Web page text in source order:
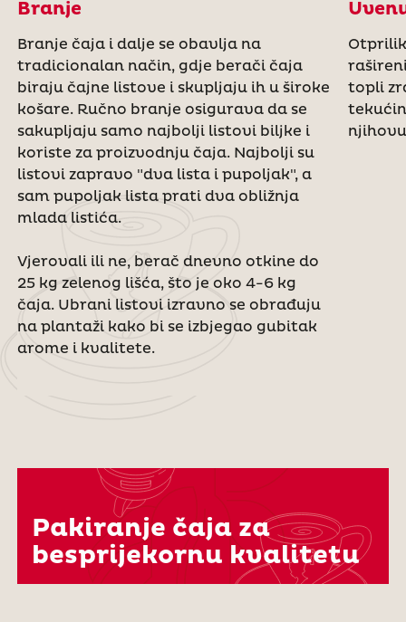
Branje
Branje čaja i dalje se obavlja na
tradicionalan način, gdje berači čaja
biraju čajne listove i skupljaju ih u široke
košare. Ručno branje osigurava da se
sakupljaju samo najbolji listovi biljke i
koriste za proizvodnju čaja. Najbolji su
listovi zapravo "dva lista i pupoljak", a
sam pupoljak lista prati dva obližnja
mlada listića.
Vjerovali ili ne, berač dnevno otkine do
25 kg zelenog lišća, što je oko 4-6 kg
čaja. Ubrani listovi izravno se obrađuju
na plantaži kako bi se izbjegao gubitak
arome i kvalitete.
topli
Pakiranje čaja za
besprijekornu kvalitetu